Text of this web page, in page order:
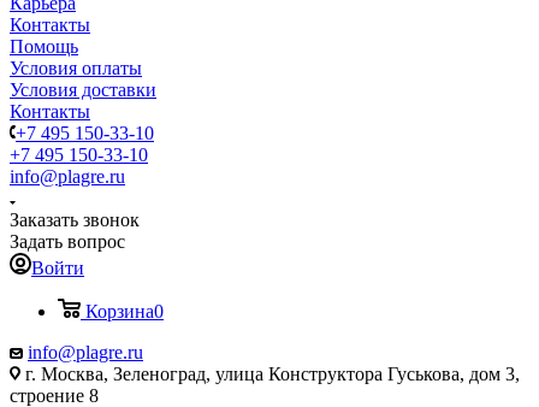
Контакты
Помощь
Условия оплаты
Условия доставки
Контакты
+7 495 150-33-10
+7 495 150-33-10
info@plagre.ru
Заказать звонок
Задать вопрос
Войти
Корзина0
info@plagre.ru
г. Москва, Зеленоград, улица Конструктора Гуськова, дом 3,
строение 8